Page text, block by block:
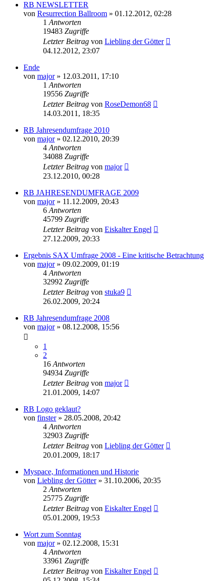
RB NEWSLETTER
von Resurrection Ballroom » 01.12.2012, 02:28
1Antworten
19483 Zugriffe
Letzter Beitrag von Liebling der Götter
04.12.2012, 23:07
Ende
von major» 12.03.2011, 17:10
1Antworten
19556 Zugriffe
Letzter Beitrag von RoseDemon68
14.03.2011, 18:35
RB Jahresendumfrage 2010
von major» 02.12.2010, 20:39
4Antworten
34088 Zugriffe
Letzter Beitrag von major
23.12.2010, 00:28
RB JAHRESENDUMFRAGE 2009
von major» 11.12.2009, 20:43
6Antworten
45799 Zugriffe
Letzter Beitrag von Eiskalter Engel
27.12.2009, 20:33
Ergebnis SAX Umfrage 2008 - Eine kritische Betrachtung
von major» 09.02.2009, 01:19
4Antworten
32992 Zugriffe
Letzter Beitrag von stuka9
26.02.2009, 20:24
RB Jahresendumfrage 2008
von major» 08.12.2008, 15:56
1
2
16Antworten
94934 Zugriffe
Letzter Beitrag von major
21.01.2009, 14:07
RB Logo geklaut?
von finster» 28.05.2008, 20:42
4Antworten
32903 Zugriffe
Letzter Beitrag von Liebling der Götter
20.01.2009, 18:17
Myspace, Informationen und Historie
von Liebling der Götter» 31.10.2006, 20:35
2Antworten
25775 Zugriffe
Letzter Beitrag von Eiskalter Engel
05.01.2009, 19:53
Wort zum Sonntag
von major» 02.12.2008, 15:31
4Antworten
33961 Zugriffe
Letzter Beitrag von Eiskalter Engel